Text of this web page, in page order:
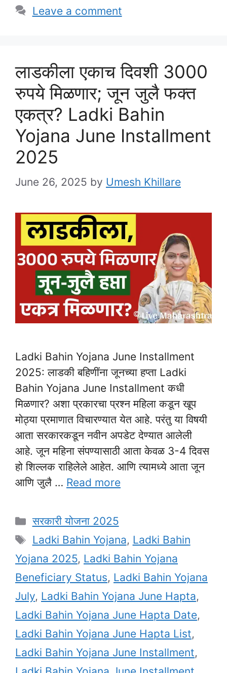
Leave a comment
लाडकीला एकाच दिवशी 3000
रुपये मिळणार; जून जुलै फक्त
एकत्र? Ladki Bahin
Yojana June Installment
2025
June 26, 2025 by Umesh Khillare
Ladki Bahin Yojana June Installment
2025: लाडकी बहिणींना जूनच्या हप्ता Ladki
Bahin Yojana June Installment कधी
मिळणार? अशा प्रकारचा प्रश्न महिला कडून खूप
मोठ्या प्रमाणात विचारण्यात येत आहे. परंतु या विषयी
आता सरकारकडून नवीन अपडेट देण्यात आलेली
आहे. जून महिना संपण्यासाठी आता केवळ 3-4 दिवस
हो शिल्लक राहिलेले आहेत. आणि त्यामध्ये आता जून
आणि जुलै … Read more
Categories
सरकारी योजना 2025
Tags
Ladki Bahin Yojana, Ladki Bahin
Yojana 2025, Ladki Bahin Yojana
Beneficiary Status, Ladki Bahin Yojana
July, Ladki Bahin Yojana June Hapta,
Ladki Bahin Yojana June Hapta Date,
Ladki Bahin Yojana June Hapta List,
Ladki Bahin Yojana June Installment,